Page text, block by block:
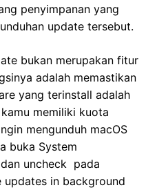
penyimpanan yang
update tersebut.
bukan merupakan fitur
adalah memastikan
yang terinstall adalah
memiliki kuota
mengunduh macOS
buka System
uncheck pada
in background